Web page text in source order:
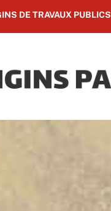
DE TRAVAUX PUBLICS